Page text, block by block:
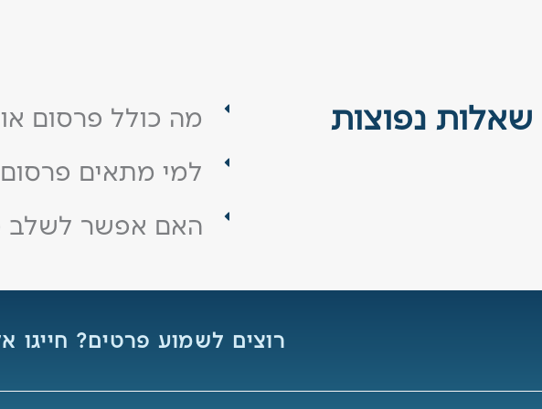
שאלות נפוצות
מה כולל פרסום
למי מתאים פרסום
האם אפשר לשלב
רוצים לשמוע פרטים? חייגו